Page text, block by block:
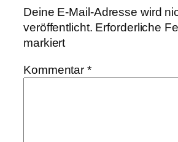
Deine E-Mail-Adresse wird
veröffentlicht. Erforderliche
markiert
Kommentar*